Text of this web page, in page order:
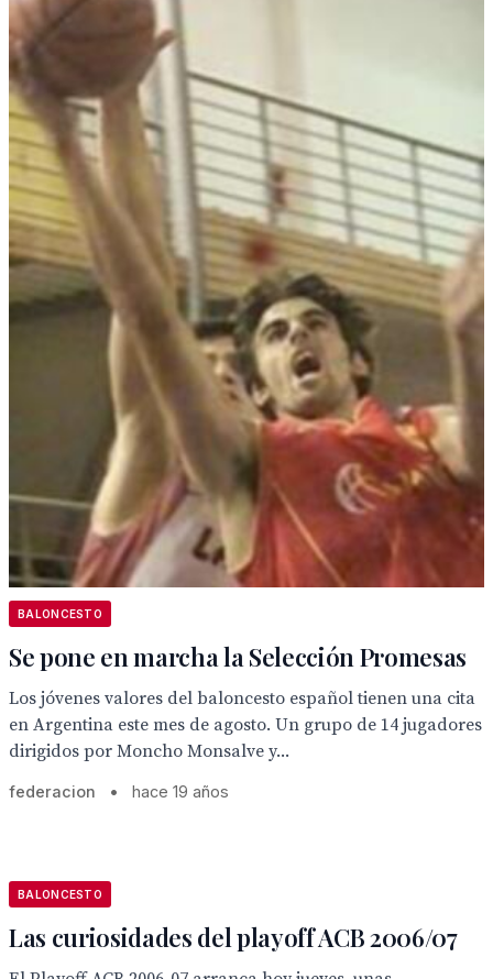
BALONCESTO
Se pone en marcha la Selección Promesas
Los jóvenes valores del baloncesto español tienen una cita
en Argentina este mes de agosto. Un grupo de 14 jugadores
dirigidos por Moncho Monsalve y...
federacion • hace 19 años
BALONCESTO
Las curiosidades del playoff ACB 2006/07